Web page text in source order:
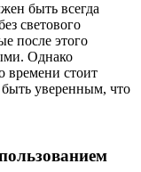
быть всегда
светового
после этого
Однако
времени стоит
уверенным, что